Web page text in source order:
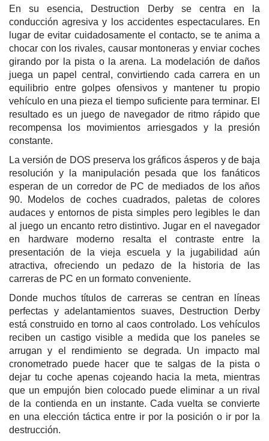
En su esencia, Destruction Derby se centra en la
conducción agresiva y los accidentes espectaculares. En
lugar de evitar cuidadosamente el contacto, se te anima a
chocar con los rivales, causar montoneras y enviar coches
girando por la pista o la arena. La modelación de daños
juega un papel central, convirtiendo cada carrera en un
equilibrio entre golpes ofensivos y mantener tu propio
vehículo en una pieza el tiempo suficiente para terminar. El
resultado es un juego de navegador de ritmo rápido que
recompensa los movimientos arriesgados y la presión
constante.
La versión de DOS preserva los gráficos ásperos y de baja
resolución y la manipulación pesada que los fanáticos
esperan de un corredor de PC de mediados de los años
90. Modelos de coches cuadrados, paletas de colores
audaces y entornos de pista simples pero legibles le dan
al juego un encanto retro distintivo. Jugar en el navegador
en hardware moderno resalta el contraste entre la
presentación de la vieja escuela y la jugabilidad aún
atractiva, ofreciendo un pedazo de la historia de las
carreras de PC en un formato conveniente.
Donde muchos títulos de carreras se centran en líneas
perfectas y adelantamientos suaves, Destruction Derby
está construido en torno al caos controlado. Los vehículos
reciben un castigo visible a medida que los paneles se
arrugan y el rendimiento se degrada. Un impacto mal
cronometrado puede hacer que te salgas de la pista o
dejar tu coche apenas cojeando hacia la meta, mientras
que un empujón bien colocado puede eliminar a un rival
de la contienda en un instante. Cada vuelta se convierte
en una elección táctica entre ir por la posición o ir por la
destrucción.